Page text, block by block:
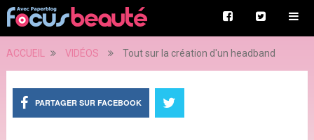
ACCUEIL VIDÉOS Tout sur la création d'un headband
PARTAGER SUR FACEBOOK